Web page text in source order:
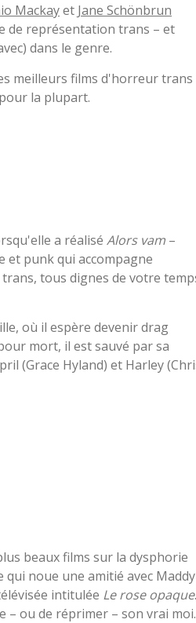
Mackayet Jane Schönbrun
de représentation trans – et
dans le genre.
meilleurs films d'horreur trans
la plupart.
a réalisé Alors vam –
et punk qui accompagne
trans, tous dignes de votre
où il espère devenir drag
mort, il est sauvé par sa
(Grace Hyland) et Harley
beaux films sur la dysphorie
qui noue une amitié avec Maddy
intitulée Le rose opaque.
– ou de réprimer – son vrai moi.